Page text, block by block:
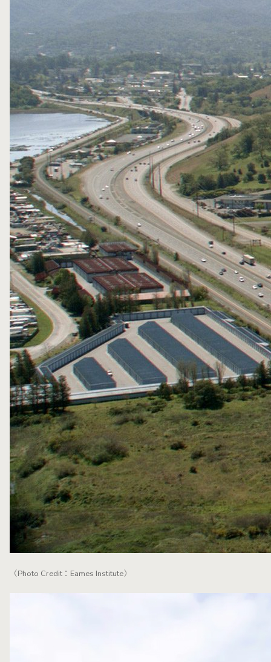
（Photo Credit：Eames Institute）